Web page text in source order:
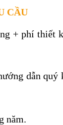
CẦU
+ phí
dẫn quý
năm.